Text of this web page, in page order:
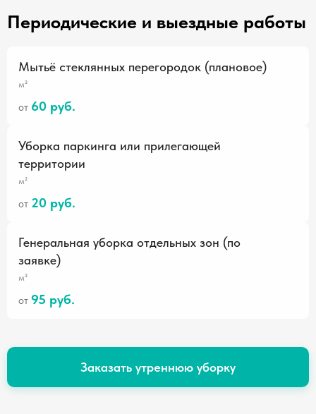
Периодические и выездные работы
Мытьё стеклянных перегородок (плановое)
м²
от 60 руб.
Уборка паркинга или прилегающей
территории
м²
от 20 руб.
Генеральная уборка отдельных зон (по
заявке)
м²
от 95 руб.
Заказать утреннюю уборку